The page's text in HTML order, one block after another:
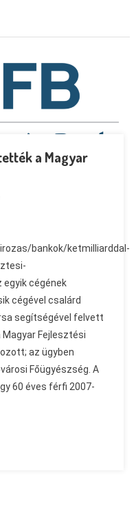
a Magyar
bankok/ketmilliarddal-
egyik cégének
cégével csalárd
segítségével felvett
Fejlesztési
az ügyben
Főügyészség. A
60 éves férfi 2007-